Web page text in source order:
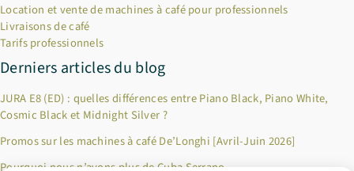
Location et vente de machines à café pour professionnels
Livraisons de café
Tarifs professionnels
Derniers articles du blog
JURA E8 (ED) : quelles différences entre Piano Black, Piano White,
Cosmic Black et Midnight Silver ?
Promos sur les machines à café De’Longhi [Avril-Juin 2026]
Pourquoi nous n’avons plus de Cuba Serrano